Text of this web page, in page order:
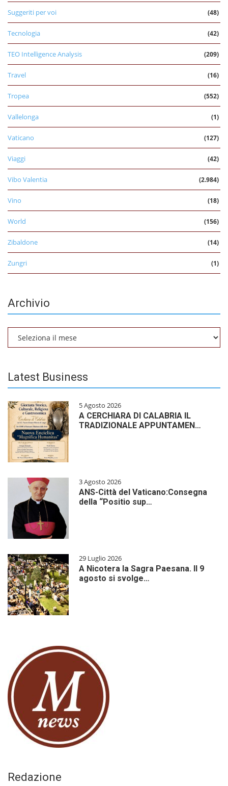
Suggeriti per voi (48)
Tecnologia (42)
TEO Intelligence Analysis (209)
Travel (16)
Tropea (552)
Vallelonga (1)
Vaticano (127)
Viaggi (42)
Vibo Valentia (2.984)
Vino (18)
World (156)
Zibaldone (14)
Zungri (1)
Archivio
Latest Business
5 Agosto 2026
A CERCHIARA DI CALABRIA IL
TRADIZIONALE APPUNTAMEN…
3 Agosto 2026
ANS-Città del Vaticano:Consegna
della “Positio sup…
29 Luglio 2026
A Nicotera la Sagra Paesana. Il 9
agosto si svolge…
Redazione